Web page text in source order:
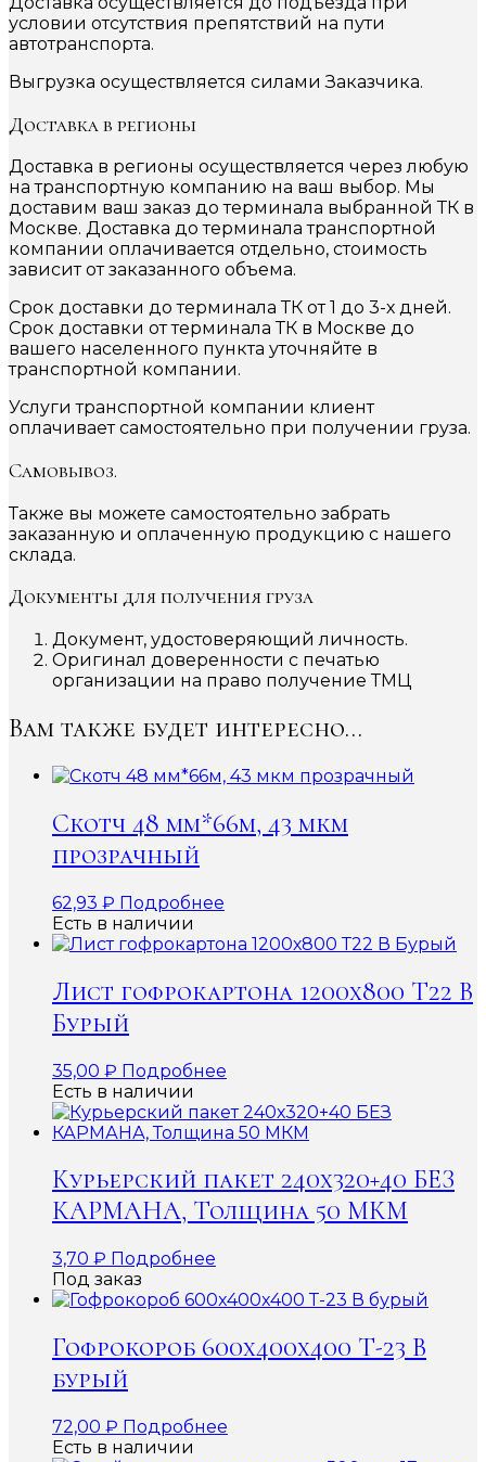
условии отсутствия препятствий на пути
автотранспорта.
Выгрузка осуществляется силами Заказчика.
Доставка в регионы
Доставка в регионы осуществляется через любую
на транспортную компанию на ваш выбор. Мы
доставим ваш заказ до терминала выбранной ТК в
Москве. Доставка до терминала транспортной
компании оплачивается отдельно, стоимость
зависит от заказанного объема.
Срок доставки до терминала ТК от 1 до 3-х дней.
Срок доставки от терминала ТК в Москве до
вашего населенного пункта уточняйте в
транспортной компании.
Услуги транспортной компании клиент
оплачивает самостоятельно при получении груза.
Самовывоз.
Также вы можете самостоятельно забрать
заказанную и оплаченную продукцию с нашего
склада.
Документы для получения груза
Документ, удостоверяющий личность.
Оригинал доверенности с печатью
организации на право получение ТМЦ
Вам также будет интересно…
Скотч 48 мм*66м, 43 мкм
прозрачный
62,93 ₽ Подробнее
Есть в наличии
Лист гофрокартона 1200х800 Т22 В
Бурый
35,00 ₽ Подробнее
Есть в наличии
Курьерский пакет 240х320+40 БЕЗ
КАРМАНА, Толщина 50 МКМ
3,70 ₽ Подробнее
Под заказ
Гофрокороб 600x400x400 Т-23 В
бурый
72,00 ₽ Подробнее
Есть в наличии